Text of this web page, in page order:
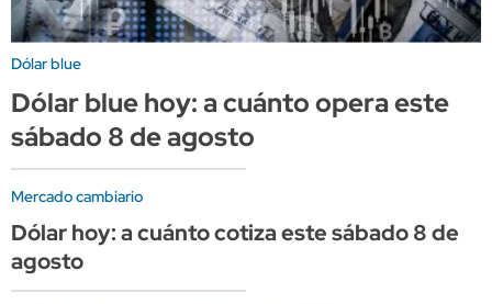
Dólar blue
Dólar blue hoy: a cuánto opera este
sábado 8 de agosto
Mercado cambiario
Dólar hoy: a cuánto cotiza este sábado 8 de
agosto